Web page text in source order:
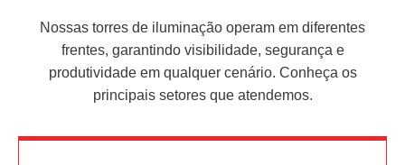
Nossas torres de iluminação operam em diferentes
frentes, garantindo visibilidade, segurança e
produtividade em qualquer cenário. Conheça os
principais setores que atendemos.